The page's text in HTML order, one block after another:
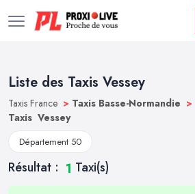
Liste des Taxis Vessey
Taxis France > Taxis Basse-Normandie >
Taxis Vessey
Département 50
Résultat : 1 Taxi(s)